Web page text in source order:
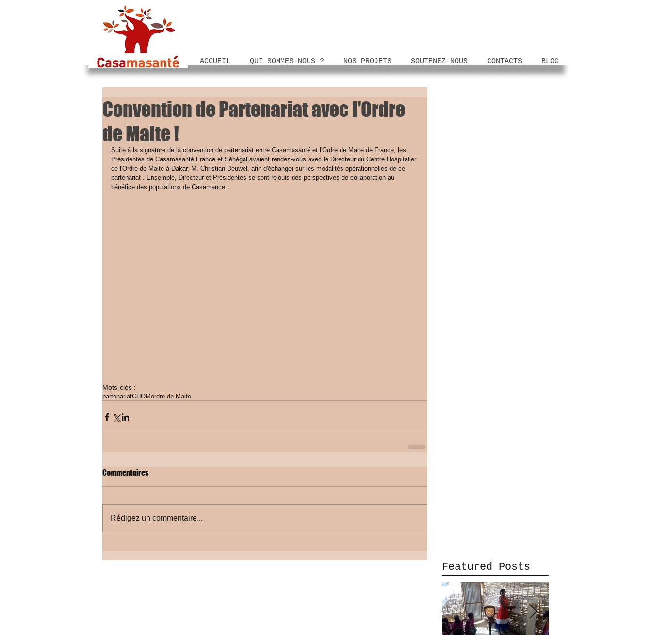
ACCUEIL QUI SOMMES-NOUS ? NOS PROJETS SOUTENEZ-NOUS CONTACTS BLOG
Convention de Partenariat avec l'Ordre
de Malte !
Suite à la signature de la convention de partenariat entre Casamasanté et l'Ordre de Malte de France, les
Présidentes de Casamasanté France et Sénégal avaient rendez-vous avec le Directeur du Centre Hospitalier
de l'Ordre de Malte à Dakar, M. Christian Deuwel, afin d'échanger sur les modalités opérationnelles de ce
partenariat . Ensemble, Directeur et Présidentes se sont réjouis des perspectives de collaboration au
bénéfice des populations de Casamance.
Mots-clés :
partenariatCHOMordre de Malte
Commentaires
Rédigez un commentaire...
Featured Posts